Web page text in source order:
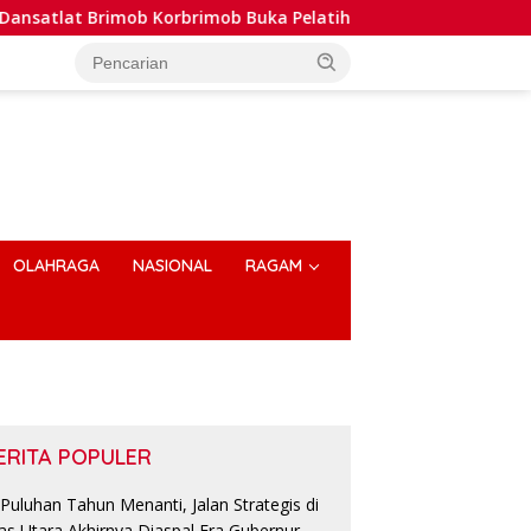
Buka Pelatihan Wanteror Lanjutan dan Tactical Medic
OLAHRAGA NASIONAL RAGAM
POPULER